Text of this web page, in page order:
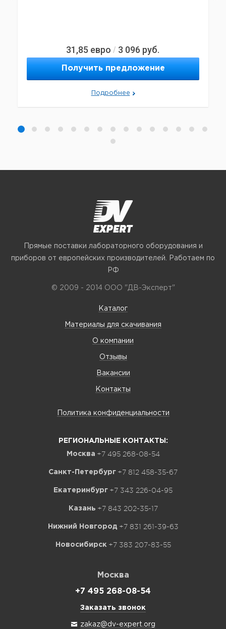
31,85 евро / 3 096 руб.
Получить предложение
Подробнее
Прямые поставки лабораторного оборудования и
приборов от европейских производителей. Работаем по
РФ
© 2009 - 2014 ООО "ДВ-Эксперт"
Каталог
Материалы для скачивания
О компании
Отзывы
Вакансии
Контакты
Политика конфиденциальности
РЕГИОНАЛЬНЫЕ КОНТАКТЫ:
Москва +7 495 268-08-54
Санкт-Петербург +7 812 458-35-67
Екатеринбург +7 343 226-04-95
Казань +7 843 202-35-17
Нижний Новгород +7 831 261-39-63
Новосибирск +7 383 207-83-55
Москва
+7 495 268-08-54
Заказать звонок
zakaz@dv-expert.org